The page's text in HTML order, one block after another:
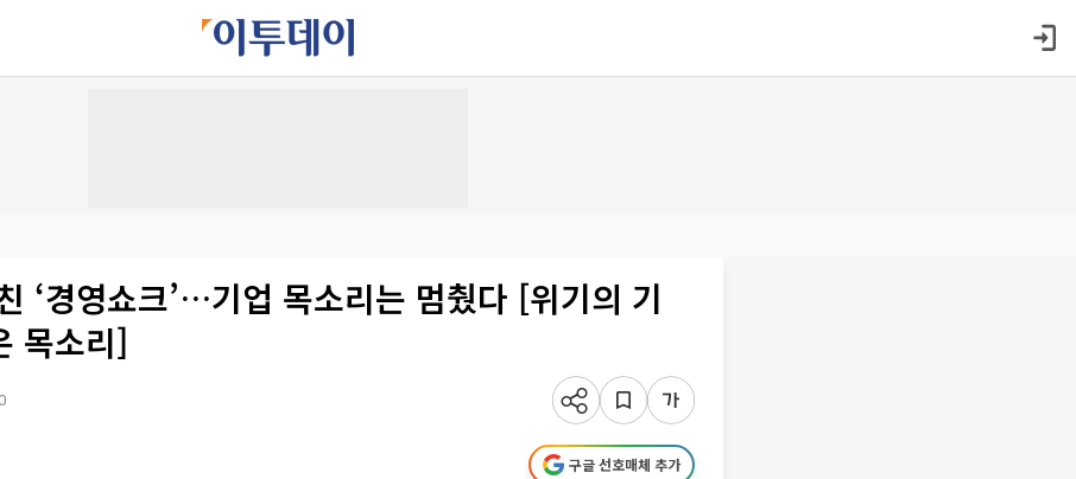
‘경영쇼크’…기업 목소리는 멈췄다 [위기의 기
목소리]
구글 선호매체 추가